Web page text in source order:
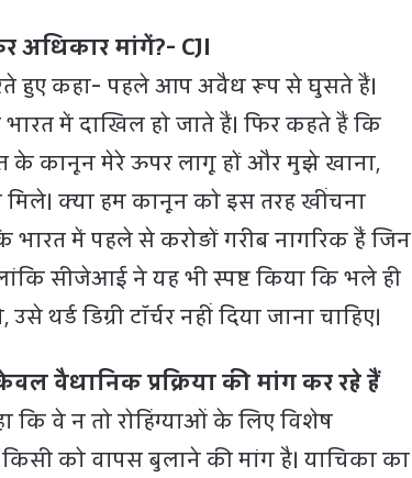
अधिकार मांगें?- CJI
हुए कहा- पहले आप अवैध रूप से घुसते हैं।
में दाखिल हो जाते हैं। फिर कहते हैं कि
के कानून मेरे ऊपर लागू हों और मुझे खाना,
मिले। क्या हम कानून को इस तरह खींचना
भारत में पहले से करोड़ों गरीब नागरिक हैं जिन
सीजेआई ने यह भी स्पष्ट किया कि भले ही
डिग्री टॉर्चर नहीं दिया जाना चाहिए।
वैधानिक प्रक्रिया की मांग कर रहे हैं
कि वे न तो रोहिंग्याओं के लिए विशेष
को वापस बुलाने की मांग है। याचिका का